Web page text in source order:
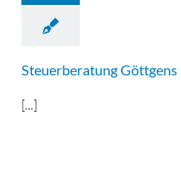
Steuerberatung Göttgens
[...]